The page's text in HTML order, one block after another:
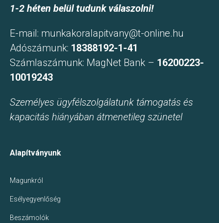
1-2 héten belül tudunk válaszolni!
E-mail: munkakoralapitvany@t-online.hu
Adószámunk: 18388192-1-41
Számlaszámunk: MagNet Bank – 16200223-
10019243
Személyes ügyfélszolgálatunk támogatás és
kapacitás hiányában átmenetileg szünetel
Alapítványunk
Magunkról
Esélyegyenlőség
Beszámolók